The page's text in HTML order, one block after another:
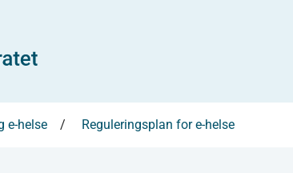
e-helse Reguleringsplan for e-helse